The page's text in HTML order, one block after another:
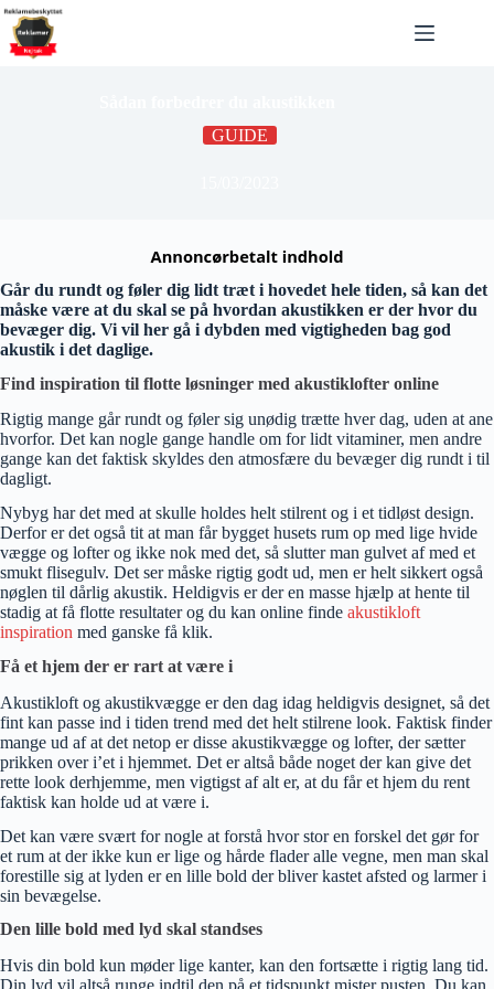
Fortsæt
indhold
GUIDE
Går du rundt og føler dig lidt træt i hovedet hele tiden, så kan det
måske være at du skal se på hvordan akustikken er der hvor du
bevæger dig. Vi vil her gå i dybden med vigtigheden bag god
akustik i det daglige.
Find inspiration til flotte løsninger med akustiklofter online
Rigtig mange går rundt og føler sig unødig trætte hver dag, uden at ane
hvorfor. Det kan nogle gange handle om for lidt vitaminer, men andre
gange kan det faktisk skyldes den atmosfære du bevæger dig rundt i til
dagligt.
Nybyg har det med at skulle holdes helt stilrent og i et tidløst design.
Derfor er det også tit at man får bygget husets rum op med lige hvide
vægge og lofter og ikke nok med det, så slutter man gulvet af med et
smukt flisegulv. Det ser måske rigtig godt ud, men er helt sikkert også
nøglen til dårlig akustik. Heldigvis er der en masse hjælp at hente til
stadig at få flotte resultater og du kan online finde akustikloft
inspiration med ganske få klik.
Få et hjem der er rart at være i
Akustikloft og akustikvægge er den dag idag heldigvis designet, så det
fint kan passe ind i tiden trend med det helt stilrene look. Faktisk finder
mange ud af at det netop er disse akustikvægge og lofter, der sætter
prikken over i’et i hjemmet. Det er altså både noget der kan give det
rette look derhjemme, men vigtigst af alt er, at du får et hjem du rent
faktisk kan holde ud at være i.
Det kan være svært for nogle at forstå hvor stor en forskel det gør for
et rum at der ikke kun er lige og hårde flader alle vegne, men man skal
forestille sig at lyden er en lille bold der bliver kastet afsted og larmer i
sin bevægelse.
Den lille bold med lyd skal standses
Hvis din bold kun møder lige kanter, kan den fortsætte i rigtig lang tid.